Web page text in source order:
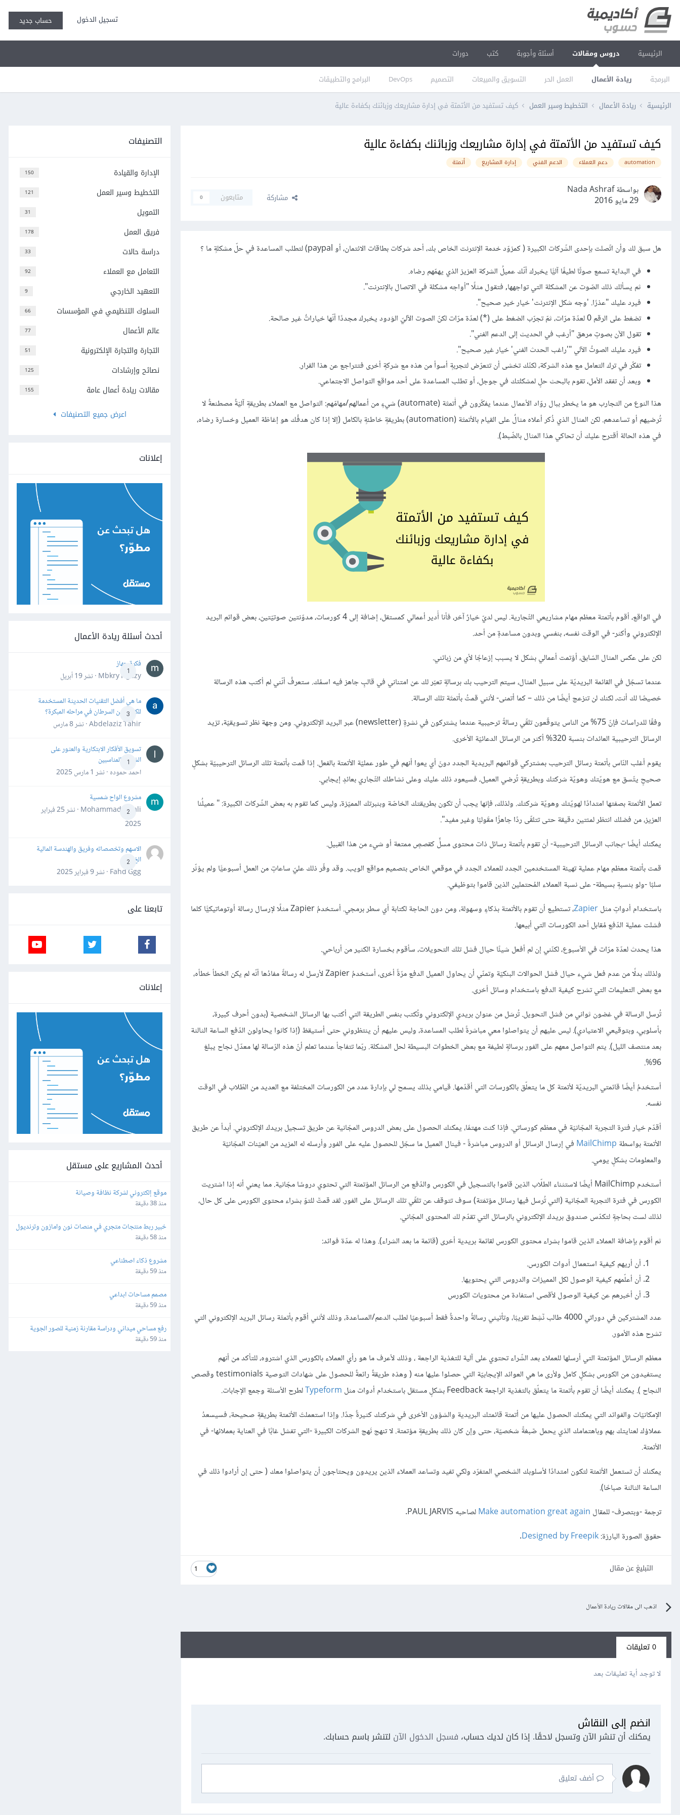
تسجيل الدخول حساب جديد
الرئيسية دروس ومقالات
البرمجة ريادة الأعمال العمل الحر التسويق والمبيعات التصميم DevOps البرامج والتطبيقات
أسئلة وأجوبة كتب دورات
الرئيسية ريادة الأعمال التخطيط وسير العمل كيف تستفيد من الأتمتة في إدارة مشاريعك وزبائنك بكفاءة عالية
كيف تستفيد من الأتمتة في إدارة مشاريعك وزبائنك بكفاءة عالية
automation دعم العملاء الدعم الفني إدارة المشاريع أتمتة
بواسطة Nada Ashraf
29 مايو 2016
مشاركة متابعون 0
هل سبق لك وأن اتّصلت بإحدى الشّركات الكبيرة ( كمزوّد خدمة الإنترنت الخاص بك، أحد شركات بطاقات الائتمان، أو paypal) لتطلب المساعدة في حلّ مشكلةٍ ما ؟
في البداية تسمع صوتًا لطيفًا آليًّا يخبرك أنّك عميلُ الشركة العزيز الذي يهمّهم رضاه.
ثم يسألك ذلك الصّوت عن المشكلة التي تواجهها, فتقول مثلًا "أواجه مشكلة في الاتصال بالإنترنت".
فيرد عليك "عذرًا. 'وجه شكل الإنترنت' خيار خير صحيح".
تضغط على الرقم 0 لعدّة مرّات، ثمّ تجرّب الضغط على (*) لعدّة مرّات لكنّ الصوت الآليّ الوَدود يخبرك مجددًا أنّها خياراتٌ غير صالحة.
تقول الآن بصوتٍ مرهق "أرغب في الحديث إلى الدعم الفني".
فيرد عليك الصوتُ الآلي "'راغب الحدث الفني' خيار غير صحيح".
تفكّر في ترك التعامل مع هذه الشركة، لكنّك تخشى أن تتعرّض لتجربةٍ أسوأ من هذه مع شركةٍ أخرى فتتراجع عن هذا القرار.
وبعد أن تفقد الأمل، تقوم بالبحث حلٍ لمشكلتك في جوجل، أو تطلب المساعدة على أحد مواقع التواصل الاجتماعي.
هذا النوع من التجارب هو ما يخطر ببال روّاد الأعمال عندما يفكّرون في أَتمتَة (automate) شيءٍ من أعمالهم/مهامّهم: التواصل مع العملاء بطريقةٍ آليّةٌ مصطنعةٌ لا
تُرضيهم أو تساعدهم. لكن المثال الذي ذُكر أعلاه مثالٌ على القيام بالأتمتَة (automation) بطريقةٍ خاطئةٍ بالكامل (إلا إذا كان هدفُك هو إغاظة العميل وخسارة رضاه،
في هذه الحالة أقترح عليك أن تحاكي هذا المثال بالضّبط).
في الواقع، أقوم بأتمتة معظم مهام مشاريعي التّجارية. ليس لديّ خيارٌ آخر، فأنا أُدير أعمالي كمستقل، إضافة إلى 4 كورسات، مدوّنتين صوتيّتين، بعض قوائم البريد
الإلكتروني وأكثر- في الوقت نفسه، بنفسي وبدون مساعدةٍ من أحد.
لكن على عكس المثال السّابق، أؤتمت أعمالي بشكل لا يسبب إزعاجًا لأي من زبائني.
عندما تسجّل في القائمة البريديّة على سبيل المثال، سيتم الترحيب بك برسالةٍ تعبّر لك عن امتناني في قالبٍ جاهز فيه اسمُك. ستعرفُ أنّني لم أكتب هذه الرسالة
خصيصًا لك أنت، لكنك لن تنزعج أيضًا من ذلك – كما أتمنى- لأنني قمتُ بأتمتَة تلك الرسالة.
وفقًا للدراسات فإنّ 75% من الناس يتوقّعون تلقّي رسالةً ترحيبية عندما يشتركون في نشرةٍ (newsletter) عبر البريد الإلكتروني. ومن وجهة نظر تسويقيّة، تزيد
الرسائل الترحيبية العائدات بنسبة 320% أكثر من الرسائل الدعائيّة الأخرى.
يقوم أغلب النّاس بأتمتة رسائل الترحيب بمشتركي قوائمهم البريدية الجدد دونَ أي يعوا أنهم في طور عمليّة الأتمتة بالفعل. إذا قمت بأتمتة تلك الرسائل الترحيبيّة بشكلٍ
صحيحٍ يتّسق مع هويّتك وهويّة شركتك وبطريقةٍ تُرضي العميل، فسيعود ذلك عليك وعلى نشاطك التّجاري بعائدٍ إيجابي.
تعمل الأتمتة بصفتها امتدادًا لهويّتك وهويّة شركتك. ولذلك، فإنها يجب أن تكون بطريقتك الخاصّة وبنبرتك المميّزة، وليس كما تقوم به بعض الشّركات الكبيرة: " عميلُنا
العزيز، من فضلك انتظر لمئتين دقيقة حتى تتلقّى ردًا جاهزًا مقَولبًا وغير مفيد".
يمكنك أيضًا -بجانب الرسائل الترحيبية- أن تقوم بأتمتة رسائل ذات محتوى مسلٍّ كقصصٍ ممتعة أو شيء من هذا القبيل.
قمت بأتمتة معظم مهام عملية تهيئة المستخدمين الجدد للعملاء الجدد في موقعي الخاص بتصميم مواقع الويب. وقد وفّر ذلك عليّ ساعاتٍ من العمل أسبوعيًّا ولم يؤثّر
سلبًا -ولو بنسبةٍ بسيطة- على نسبة العملاء المُحتملين الذين قاموا بتوظيفي.
باستخدام أدواتٍ مثلZapier
، تستطيع أن تقوم بالأتمتة بذكاءٍ وسهولة، ومن دون الحاجة لكتابة أي سطر برمجي. أستخدمُ Zapier مثلًا لإرسال رسالة أوتوماتيكيًّا كلما
فشلت عملية الدّفع مُقابل أحد الكورسات التي أبيعها.
هذا يحدث لعدّة مرّات في الأسبوع، لكنّني إن لم أفعل شيئًا حيال فشل تلك التحويلات، سأقوم بخسارة الكثير من أرباحي.
ولذلك بدلًا من عدم فعل شيء حيال فشل الحوالات البنكيّة وتمنّي أن يحاول العميل الدفع مرّةً أخرى، أستخدمُ Zapier لأرسل له رسالةً مفادُها أنّه لم يكن الخطأ خطأه،
مع بعض التعليمات التي تشرح كيفية الدفع باستخدام وسائل أخرى.
تُرسل الرسالة في غضون ثواني من فشل التحويل. تُرسَل من عنوان بريدي الإلكتروني وتُكتب بنفس الطريقة التي أكتب بها الرسائل الشخصية (بدون أحرف كبيرة،
بأسلوبي، وبتوقيعي الاعتيادي). ليس عليهم أن يتواصلوا معي مباشرةً لطلب المساعدة، وليس عليهم أن ينتظروني حتى أستيقظ (إذا كانوا يحاولون الدّفع الساعة الثالثة
بعد منتصف الليل). يتم التواصل معهم على الفور برسالةٍ لطيفة مع بعض الخطوات البسيطة لحل المشكلة. ربّما تتفاجأ عندما تعلم أنّ هذه الرّسالة لها معدّل نجاح يبلغ
96%.
أستخدمُ أيضًا قائمتي البريديّة لأتمتة كل ما يتعلّق بالكورسات التي أقدّمها. قيامي بذلك يسمح لي بإدارة عدد من الكورسات المختلفة مع العديد من الطّلاب في الوقت
نفسه.
أقدّم خيار فترة التجربة المجّانيّة في معظم كورساتي. فإذا كنت مهتمًا، يمكنك الحصول على بعض الدروس المجّانية عن طريق تسجيل بريدك الإلكتروني. أبدأ عن طريق
الأتمتة بواسطة MailChimp في إرسال الرسائل أو الدروس مباشرةً - فينال العميل ما سجّل للحصول عليه على الفور وأرسله له المزيد من العيّنات المجّانيّة
والمعلومات بشكلٍ يومي.
أستخدم MailChimp أيضًا لاستثناء الطلّاب الذين قاموا بالتسجيل في الكورس والدّفع من الرسائل المؤتمتة التي تحتوي دروسًا مجّانية. مما يعني أنه إذا اشتريت
الكورس في فترة التجربة المجّانية (التي تُرسل فيها رسائل مؤتمَتة) سوف تتوقف عن تلقّي تلك الرسائل على الفور. لقد قمتٓ للتوّ بشراء محتوى الكورس على كل حال،
لذلك لست بحاجةٍ لتكدّس صندوق بريدك الإلكتروني بالرسائل التي تقدّم لك المحتوى المجّاني.
ثم أقوم بإضافة العملاء الذين قاموا بشراء محتوى الكورس لقائمة بريدية أخرى (قائمة ما بعد الشراء). وهذا له عدّة فوائد:
أن أريهم كيفية استعمال أدوات الكورس.
أن أعلّمهم كيفية الوصول لكل المميزات والدروس التي يحتويها.
أن أخبرهم عن كيفية الوصول لأقصى استفادة من محتويات الكورس
عدد المشتركين في دوراتي 4000 طالب نٓشِط تقريبًا، وتأتيني رسالةٌ واحدةٌ فقط أسبوعيًا لطلب الدعم/المساعدة، وذلك لأنني أقوم بأتمتَة رسائل البريد الإلكتروني التي
تشرح هذه الأمور.
معظم الرسائل المؤتمتة التي أرسلها للعملاء بعد الشّراء تحتوي على آلية للتغذية الراجعة ، وذلك لأعرف ما هو رأي العملاء بالكورس الذي اشتروه، للتأكد من أنهم
يستفيدون من الكورس بشكلٍ كامل ولأرى ما هي العوائد الإيجابيّة التي حصلوا عليها منه ( وهذه طريقةٌ رائعةٌ للحصول على شهادات التوصية testimonials وقصص
النجاح ). يمكنك أيضًا أن تقوم بأتمتة ما يتعلّق بالتغذية الراجعة Feedback بشكلٍ مستقل باستخدام أدوات مثل
Typeformلطرح الأسئلة وجمع الإجابات.
الإمكانيّات والفوائد التي يمكنك الحصول عليها من أتمتة قائمتك البريدية والشؤون الأخرى في شركتك كثيرةٌ جدًا. وإذا استعملتَ الأتمتة بطريقةٍ صحيحة، فسيسعدُ
عملاؤك لعنايتك بهم وباهتمامك الذي يحمل صٓبغةً شخصيّة، حتى وإن كان ذلك بطريقةٍ مؤتمتة. لا تنهج نَهج الشركات الكبيرة -التي تفشل غابًا في العناية بعملائها- في
الأتمتة.
يمكنك أن تستعمل الأتمتة لتكون امتدادًا لأسلوبك الشخصي المتفرّد ولكي تفيد وتساعد العملاء الذين يريدون ويحتاجون أن يتواصلوا معك ( حتى إن أرادوا ذلك في
الساعة الثالثة صباحًا).
ترجمة -وبتصرف- للمقال Make automation great againلصاحبه PAUL JARVIS.
حقوق الصورة البارزة:Designed by Freepik
.
1 التبليغ عن مقال
اذهب الى مقالات ريادة الأعمال
0 تعليقات
لا توجد أية تعليقات بعد
انضم إلى النقاش
يمكنك أن تنشر الآن وتسجل لاحقًا. إذا كان لديك حساب، فسجل الدخول الآن لتنشر باسم حسابك.
أضف تعليق
التصنيفات
150 الإدارة والقيادة
121 التخطيط وسير العمل
31 التمويل
178 فريق العمل
33 دراسة حالات
92 التعامل مع العملاء
9 التعهيد الخارجي
66 السلوك التنظيمي في المؤسسات
77 عالم الأعمال
51 التجارة والتجارة الإلكترونية
125 نصائح وإرشادات
155
مقالات ريادة أعمال عامة
اعرض جميع التصنيفات
إعلانات
أحدث أسئلة ريادة الأعمال
1
فكرة جهاز
Mbkry Hgazy · نشر
19 أبريل
3
ما هي أفضل التقنيات الحديثة المستخدمة
للكشف عن السرطان في مراحله المبكرة؟
Abdelaziz Tahir · نشر
8 مارس
1
تسويق الأفكار الابتكارية والعثور على
الشركاء المناسبين
احمد حموده · نشر 1 مارس 2025
2
مشروع الواح شمسية
Mohammad Awali · نشر
25 فبراير
2025
2
الاسهم وتخصصاته وفريق والهندسة المالية
الخ
Fahd Ggg · نشر
9 فبراير 2025
تابعنا على
إعلانات
أحدث المشاريع على مستقل
موقع إلكتروني لشركة نظافة وصيانة
منذ 38 دقيقة
خبير ربط منتجات متجري في منصات نون وامازون وترنديول
منذ 58 دقيقة
مشروع ذكاء اصطناعي
منذ 59 دقيقة
مصمم مساحات ابداعي
منذ 59 دقيقة
ومطابقة الإحداثيات والمعالم
منذ 59 دقيقة